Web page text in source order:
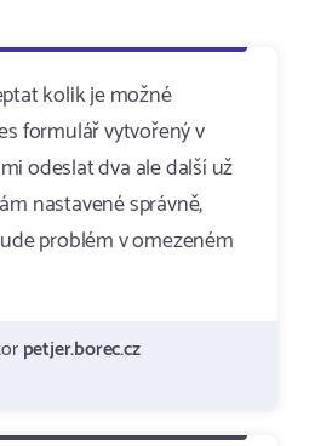
kolik je možné
formulář vytvořený v
odeslat dva ale další už
nastavené správně,
problém v omezeném
petjer.borec.cz